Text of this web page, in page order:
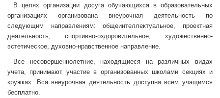
В целях организации досуга обучающихся в образовательных
организациях организована внеурочная деятельность по
следующим направлениям: общеинтеллектуальное, проектная
деятельность, спортивно-оздоровительное, художественно-
эстетическое, духовно-нравственное направление.
Все несовершеннолетние, находящиеся на различных видах
учета, принимают участие в организованных школами секциях и
кружках. Вся внеурочная деятельность доступна всем учащимся
бесплатно.